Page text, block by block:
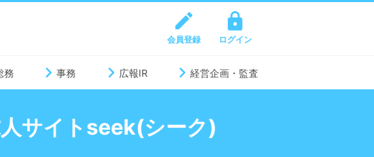
会員登録 ログイン
務 事務 広報IR 経営企画・監査
サイトseek(シーク)